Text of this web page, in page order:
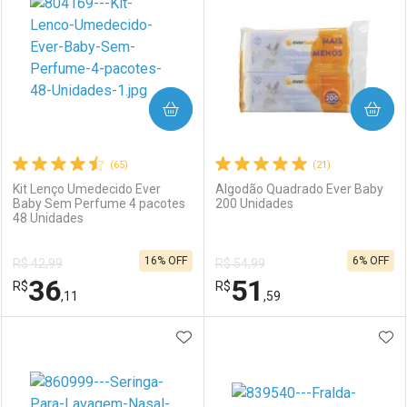
(65)
Kit Lenço Umedecido Ever
Baby Sem Perfume 4 pacotes
48 Unidades
R$ 42,99
R$36,11
16% OFF
COMPRAR
Laboratório
Por Menos
(21)
Algodão Quadrado Ever Baby
200 Unidades
R$ 54,99
R$51 ,59
6% OFF
COMPRAR
Laboratório
Por Menos
ADICIONAR AOS FAVORITOS